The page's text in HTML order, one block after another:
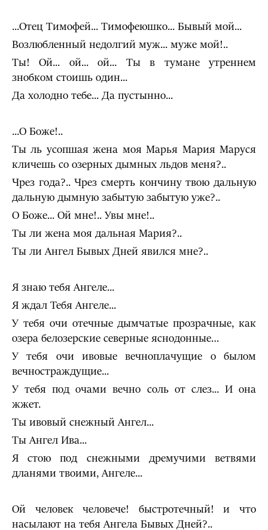
...Отец Тимофей... Тимофеюшко... Бывый мой...
Возлюблен­ный недолгий муж... муже мой!..
Ты! Ой... ой... ой... Ты в тумане утреннем
знобком стоишь один...
Да холодно тебе... Да пустын­но...
...О Боже!..
Ты ль усопшая жена моя Марья Мария Маруся
кличешь со озерных дымных льдов меня?..
Чрез года?.. Чрез смерть кончину твою дальную
дальную дымную забытую за­бытую уже?..
О Боже... Ой мне!.. Увы мне!..
Ты ли жена моя дальная Мария?..
Ты ли Ангел Бывых Дней явился мне?..
Я знаю тебя Ангеле...
Я ждал Тебя Ангеле...
У тебя очи отечные дымчатые прозрачные, как
озера белозерские северные яснодонные…
У тебя очи ивовые вечноплачущие о былом
вечностраждущие...
У тебя под очами вечно соль от слез... И она
жжет.
Ты ивовый снежный Ангел...
Ты Ангел Ива...
Я стою под снежными дремучими ветвями
дланями твоими, Ангеле...
Ой человек человече! быстротечный! и что
насылают на тебя Ангела Бывых Дней?..